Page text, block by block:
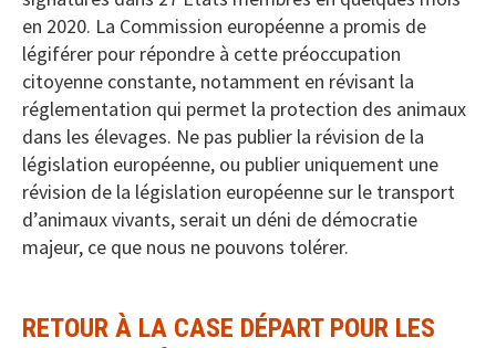
en 2020. La Commission européenne a promis de
légiférer pour répondre à cette préoccupation
citoyenne constante, notamment en révisant la
réglementation qui permet la protection des animaux
dans les élevages. Ne pas publier la révision de la
législation européenne, ou publier uniquement une
révision de la législation européenne sur le transport
d’animaux vivants, serait un déni de démocratie
majeur, ce que nous ne pouvons tolérer.
RETOUR À LA CASE DÉPART POUR LES